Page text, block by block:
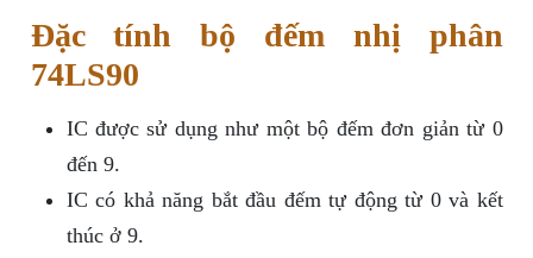
Đặc tính bộ đếm nhị phân
74LS90
IC được sử dụng như một bộ đếm đơn giản từ 0
đến 9.
IC có khả năng bắt đầu đếm tự động từ 0 và kết
thúc ở 9.